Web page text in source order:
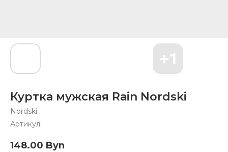
Куртка мужская Rain Nordski
Nordski
Артикул:
148.00 Byn